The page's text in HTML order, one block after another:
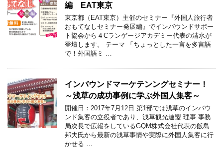
編 EAT東京
東京都（EAT東京）主催のセミナー『外国人旅行者
おもてなしセミナー発展編』でインバウンドサポー
ト協会から４Cランゲージアカデミー代表の清水が
登壇します。 テーマ 「ちょっとした一言を多言語
で！外国語ミ …
インバウンドマーケテンングセミナー！
～浅草の成功事例に学ぶ外国人集客～
開催日：2017年7月12日 第1部では浅草のインバウ
ンド集客の立役者であり、浅草観光連盟 理事 事務
局次長で広報をしているGQM株式会社代表の飯島
邦夫氏から最新の浅草事情や実際に外国人集客に行
かせる …